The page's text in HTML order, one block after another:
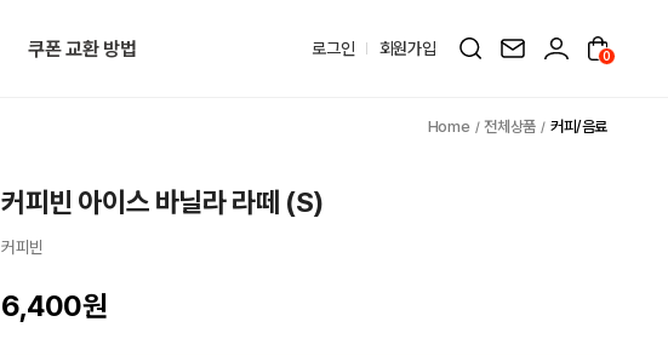
쿠폰 교환 방법 로그인 회원가입 0
전체상품 커피/음료
커피빈 아이스 바닐라 라떼 (S)
커피빈
6,400원